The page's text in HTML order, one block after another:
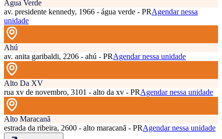
Água Verde
av. presidente kennedy, 1966 - água verde - PRAgendar nessa
unidade
Ahú
av. anita garibaldi, 2206 - ahú - PRAgendar nessa unidade
Alto Da XV
rua xv de novembro, 3101 - alto da xv - PRAgendar nessa unidade
Alto Maracanã
estrada da ribeira, 2600 - alto maracanã - PRAgendar nessa unidade